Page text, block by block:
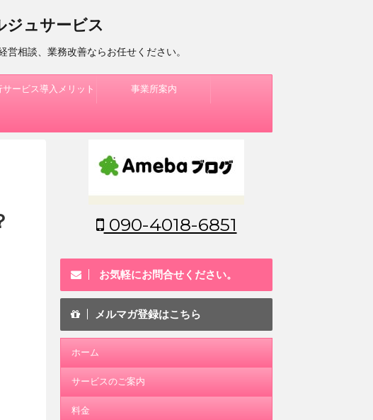
ジュサービス
相談、業務改善ならお任せください。
サービス導入メリット 事業所案内
090-4018-6851
お気軽にお問合せください。
メルマガ登録はこちら
ホーム
サービスのご案内
料金